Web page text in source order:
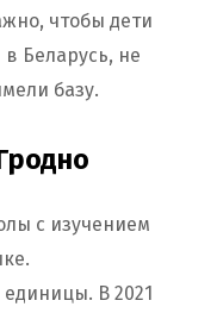
чтобы дети
Беларусь, не
базу.
с изучением
В 2021